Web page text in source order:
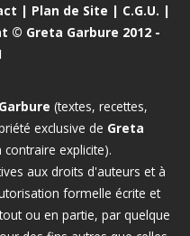
| Plan de Site | C.G.U. |
© Greta Garbure 2012 -
(textes, recettes,
exclusive de Greta
explicite).
aux droits d'auteurs et à
formelle écrite et
ou en partie, par quelque